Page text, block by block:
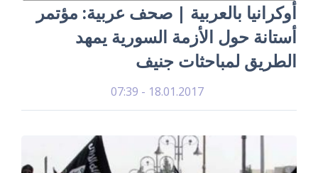
أوكرانيا بالعربية | صحف عربية: مؤتمر
أستانة حول الأزمة السورية يمهد
الطريق لمباحثات جنيف
18.01.2017 - 07:39